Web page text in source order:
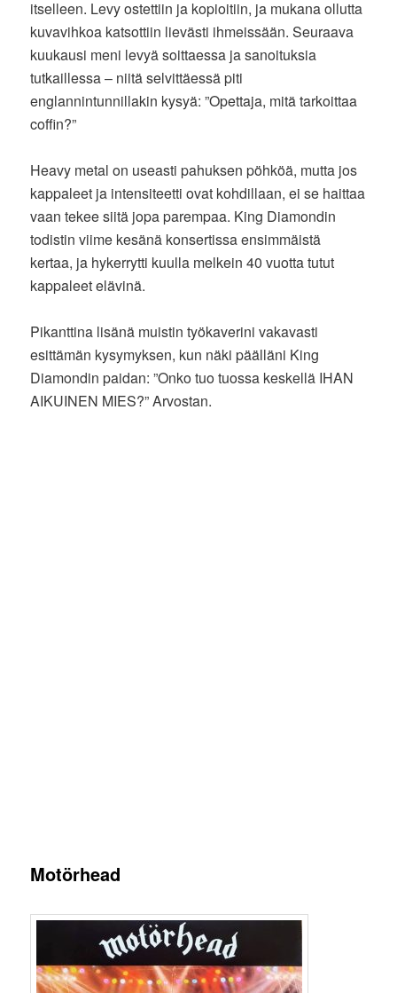
itselleen. Levy ostettiin ja kopioitiin, ja mukana ollutta
kuvavihkoa katsottiin lievästi ihmeissään. Seuraava
kuukausi meni levyä soittaessa ja sanoituksia
tutkaillessa – niitä selvittäessä piti
englannintunnillakin kysyä: ”Opettaja, mitä tarkoittaa
coffin?”
Heavy metal on useasti pahuksen pöhköä, mutta jos
kappaleet ja intensiteetti ovat kohdillaan, ei se haittaa
vaan tekee siitä jopa parempaa. King Diamondin
todistin viime kesänä konsertissa ensimmäistä
kertaa, ja hykerrytti kuulla melkein 40 vuotta tutut
kappaleet elävinä.
Pikanttina lisänä muistin työkaverini vakavasti
esittämän kysymyksen, kun näki päälläni King
Diamondin paidan: ”Onko tuo tuossa keskellä IHAN
AIKUINEN MIES?” Arvostan.
Motörhead